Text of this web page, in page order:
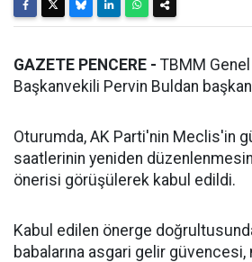
GAZETE PENCERE - TBMM
Başkanvekili Pervin Buldan
Oturumda, AK Parti'nin Meclis'in
saatlerinin yeniden
önerisi görüşülerek kabul edildi.
Kabul edilen önerge
babalarına asgari gelir güvencesi,